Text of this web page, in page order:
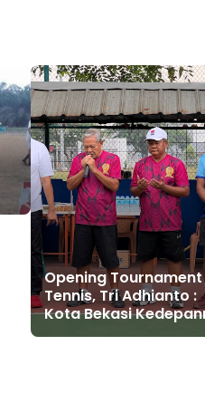
Opening Tournament
Tennis, Tri Adhianto :
Kota Bekasi
Akan Menjadi Sport